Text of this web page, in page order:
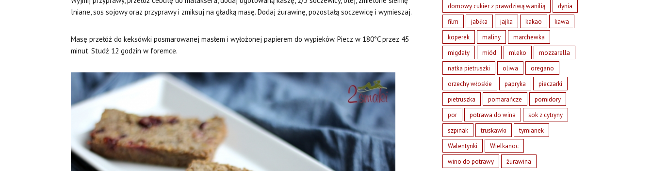
lniane, sos sojowy oraz przyprawy i zmiksuj na gładką masę. Dodaj żurawinę, pozostałą soczewicę i wymieszaj.
Masę przełóż do keksówki posmarowanej masłem i wyłożonej papierem do wypieków. Piecz w 180°C przez 45
minut. Studź 12 godzin w foremce.
domowy cukier z prawdziwą wanilią
dynia
film
jabłka jajka kakao
kawa
koperek
maliny
marchewka
migdały
miód mleko
mozzarella
natka pietruszki
oliwa
oregano
orzechy włoskie
papryka
pieczarki
pietruszka
pomarańcze
pomidory
por
potrawa do wina
sok z cytryny
szpinak
truskawki
tymianek
Walentynki
Wielkanoc
wino do potrawy
żurawina